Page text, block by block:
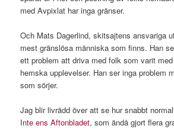
med Avpixlat har inga gränser.
Och Mats Dagerlind, skitsajtens ansvariga
mest gränslösa människa som finns. Han
ett problem att driva med folk som varit
hemska upplevelser. Han ser inga problem
som sörjer.
Jag blir livrädd över att se hur snabbt
Inte ens Aftonbladet, som ändå gjort flera